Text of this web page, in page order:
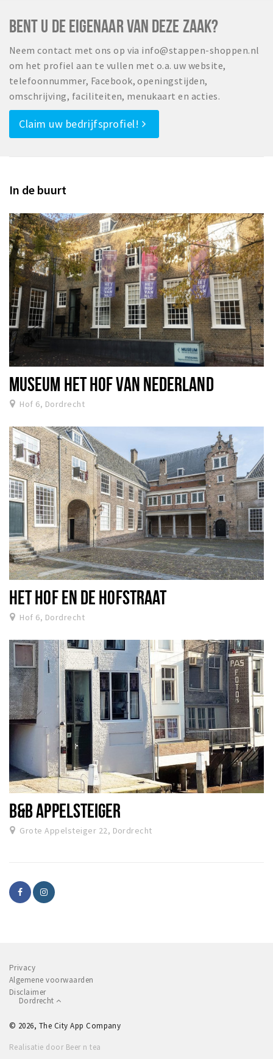
BENT U DE EIGENAAR VAN DEZE ZAAK?
Neem contact met ons op via info@stappen-shoppen.nl
om het profiel aan te vullen met o.a. uw website,
telefoonnummer, Facebook, openingstijden,
omschrijving, faciliteiten, menukaart en acties.
Claim uw bedrijfsprofiel!
In de buurt
MUSEUM HET HOF VAN NEDERLAND
Hof 6, Dordrecht
HET HOF EN DE HOFSTRAAT
Hof 6, Dordrecht
B&B APPELSTEIGER
Grote Appelsteiger 22, Dordrecht
Privacy
Algemene voorwaarden
Disclaimer
Dordrecht
© 2026, The City App Company
Realisatie door Beer n tea